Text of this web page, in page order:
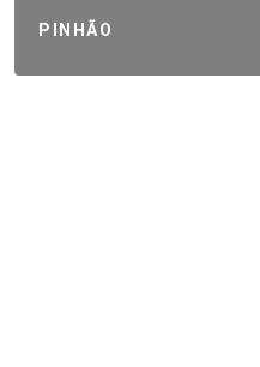
PINHÃO